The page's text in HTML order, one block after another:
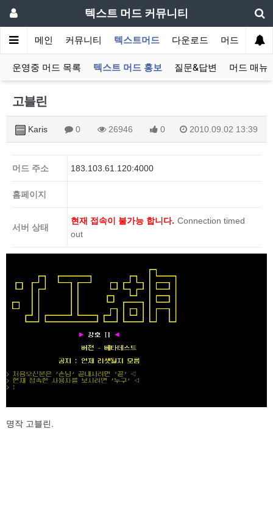
텍스트 머드 커뮤니티
메인 커뮤니티 텍스트머드 다운로드 머드 잡담
운영중 머드 목록 텍스트 머드 홍보 질문&답변 머드 매뉴
고블린
Karis 0 26946 0 2010.09.02 13:39
머드 주소 183.103.61.120:4000
홈페이지
서버 상태
현재 접속이 불가능 합니다. Connection timed
out
명작 고블린.